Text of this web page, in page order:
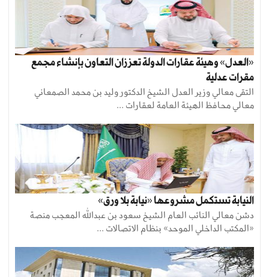
«العدل» وهيئة عقارات الدولة تعززان التعاون بإنشاء مجمع
مقرات عدلية
التقى معالي وزير العدل الشيخ الدكتور وليد بن محمد الصمعاني
معالي محافظ الهيئة العامة لعقارات ...
النيابة تستكمل مشروعها «نيابة بلا ورق»
دشن معالي النائب العام الشيخ سعود بن عبدالله المعجب منصة
«المكتب الداخلي الموحد» بنظام الاتصالات ...